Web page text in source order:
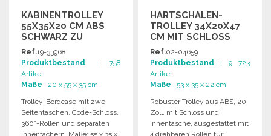
KABINENTROLLEY
55X35X20 CM ABS
SCHWARZ ZU
GROSSHANDELSPREISEN
Ref.19-33968
Produktbestand : 758
Artikel
Maße : 20 x 55 x 35 cm
Trolley-Bordcase mit zwei
Seitentaschen, Code-Schloss,
360°-Rollen und separaten
Innenfächern. Maße: 55 x 35 x
HARTSCHALEN-
TROLLEY 34X20X47
CM MIT SCHLOSS
Ref.02-04659
Produktbestand : 9 723
Artikel
Maße : 53 x 35 x 22 cm
Robuster Trolley aus ABS, 20
Zoll, mit Schloss und
Innentasche, ausgestattet mit
4 drehbaren Rollen für